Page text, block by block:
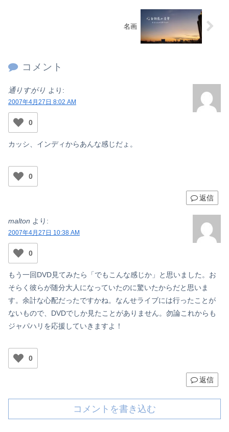
名画
コメント
通りすがり より:
2007年4月27日 8:02 AM
0
カッシ、インディからあんな感じだょ。
0
返信
malton より:
2007年4月27日 10:38 AM
0
もう一回DVD見てみたら「でもこんな感じか」と思いました。お
そらく彼らが随分大人になっていたのに驚いたからだと思いま
す。余計な心配だったですかね。なんせライブには行ったことが
ないもので、DVDでしか見たことがありません。勿論これからも
ジャパハリを応援していきますよ！
0
返信
コメントを書き込む